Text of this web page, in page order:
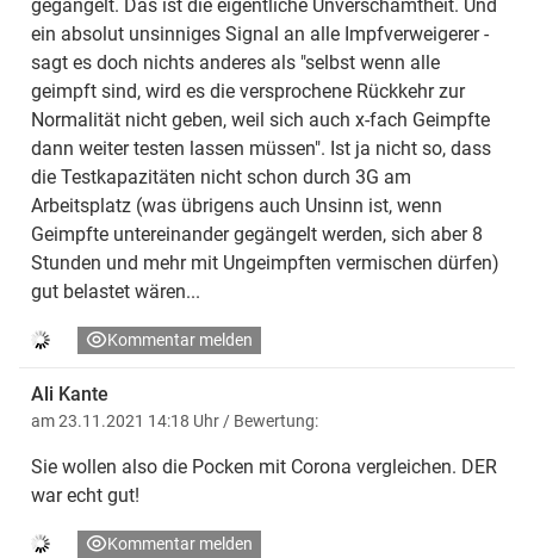
gegängelt. Das ist die eigentliche Unverschämtheit. Und
ein absolut unsinniges Signal an alle Impfverweigerer -
sagt es doch nichts anderes als "selbst wenn alle
geimpft sind, wird es die versprochene Rückkehr zur
Normalität nicht geben, weil sich auch x-fach Geimpfte
dann weiter testen lassen müssen". Ist ja nicht so, dass
die Testkapazitäten nicht schon durch 3G am
Arbeitsplatz (was übrigens auch Unsinn ist, wenn
Geimpfte untereinander gegängelt werden, sich aber 8
Stunden und mehr mit Ungeimpften vermischen dürfen)
gut belastet wären...
Kommentar melden
Ali Kante
am 23.11.2021 14:18 Uhr / Bewertung:
Sie wollen also die Pocken mit Corona vergleichen. DER
war echt gut!
Kommentar melden